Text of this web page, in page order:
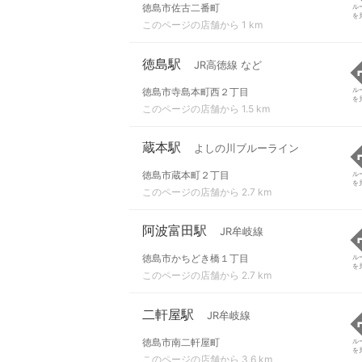
徳島市佐古二番町
このページの店舗から 1 km
ル
を
徳島駅 JR高徳線 など
徳島市寺島本町西２丁目
このページの店舗から 1.5 km
ル
を
蔵本駅 よしの川ブルーライン
徳島市蔵本町２丁目
このページの店舗から 2.7 km
ル
を
阿波富田駅 JR牟岐線
徳島市かちどき橋１丁目
このページの店舗から 2.7 km
ル
を
二軒屋駅 JR牟岐線
徳島市南二軒屋町
このページの店舗から 3.6 km
ル
を